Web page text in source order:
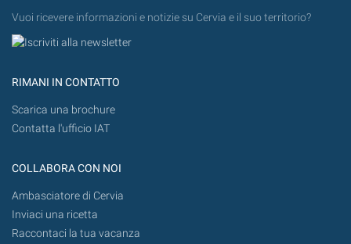
Vuoi ricevere informazioni e notizie su Cervia e il suo territorio?
RIMANI IN CONTATTO
Scarica una brochure
Contatta l'ufficio IAT
COLLABORA CON NOI
Ambasciatore di Cervia
Inviaci una ricetta
Raccontaci la tua vacanza